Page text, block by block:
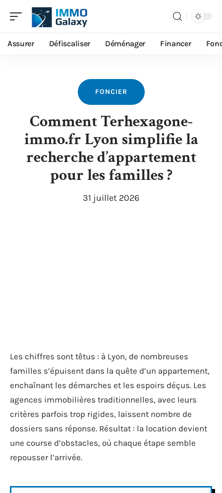
Assurer Défiscaliser Déménager Financer
FONCIER
Comment Terhexagone-
immo.fr Lyon simplifie la
recherche d’appartement
pour les familles ?
31 juillet 2026
Les chiffres sont têtus : à Lyon, de nombreuses
familles s’épuisent dans la quête d’un appartement,
enchaînant les démarches et les espoirs déçus. Les
agences immobilières traditionnelles, avec leurs
critères parfois trop rigides, laissent nombre de
dossiers sans réponse. Résultat : la location devient
une course d’obstacles, où chaque étape semble
repousser l’arrivée.